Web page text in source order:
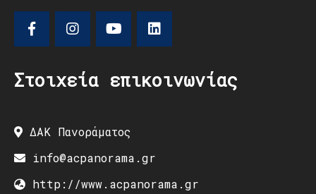
Στοιχεία επικοινωνίας
ΔΑΚ Πανοράματος
info@acpanorama.gr
http://www.acpanorama.gr